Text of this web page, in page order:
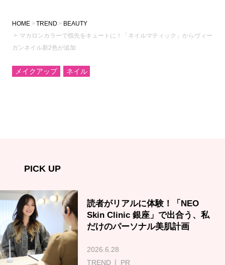
HOME TREND
BEAUTY
マカロンカラーで指先をキュートに！「ネイルマティック」からヴィー
ガンネイル新2色が追加
メイクアップ ネイル
PICK UP
読者がリアルに体験！「NEO
Skin Clinic 銀座」で出合う、私
だけのパーソナル美肌計画
2026.6.28
TREND
PR